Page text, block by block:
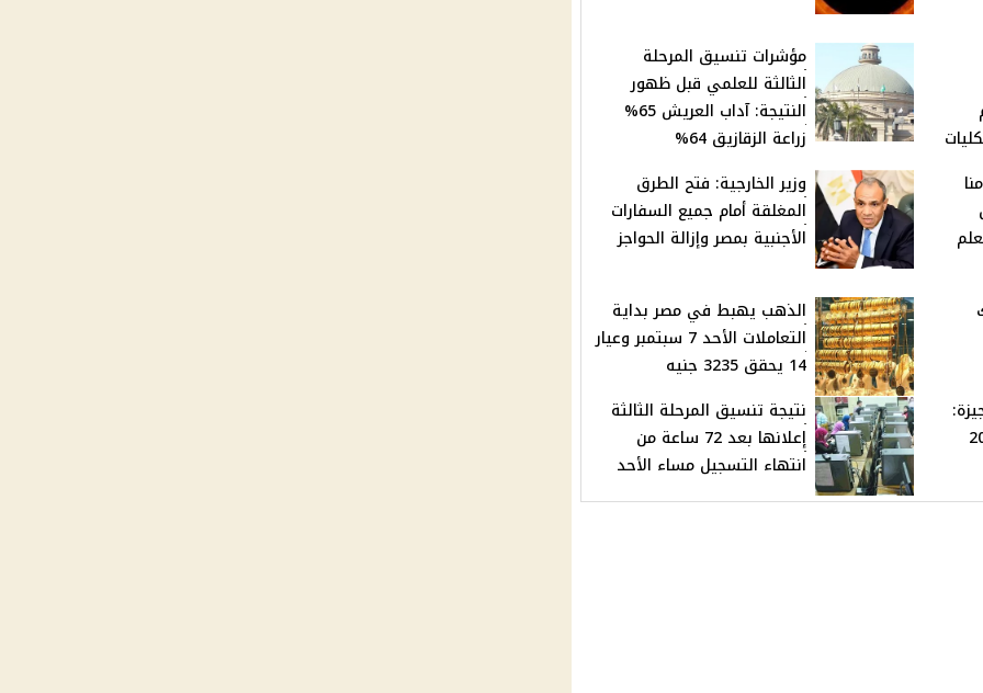
مؤشرات تنسيق المرحلة
الثالثة للعلمي قبل ظهور
النتيجة: آداب العريش 65%
زراعة الزقازيق 64%
وزير الخارجية: فتح الطرق
المغلقة أمام جميع السفارات
الأجنبية بمصر وإزالة الحواجز
الذهب يهبط في مصر بداية
التعاملات الأحد 7 سبتمبر وعيار
14 يحقق 3235 جنيه
2025
نتيجة تنسيق المرحلة الثالثة
إعلانها بعد 72 ساعة من
انتهاء التسجيل مساء الأحد